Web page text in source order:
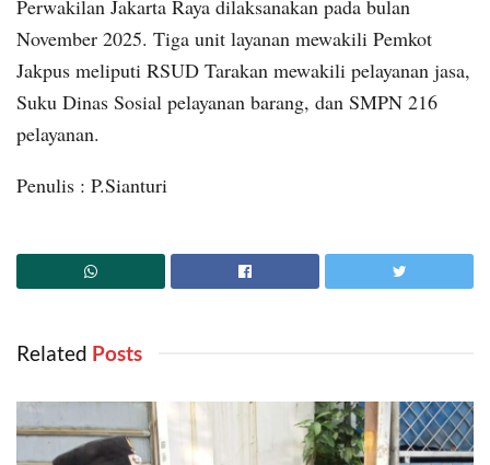
Perwakilan Jakarta Raya dilaksanakan pada bulan
November 2025. Tiga unit layanan mewakili Pemkot
Jakpus meliputi RSUD Tarakan mewakili pelayanan jasa,
Suku Dinas Sosial pelayanan barang, dan SMPN 216
pelayanan.
Penulis : P.Sianturi
Related ‎ Posts